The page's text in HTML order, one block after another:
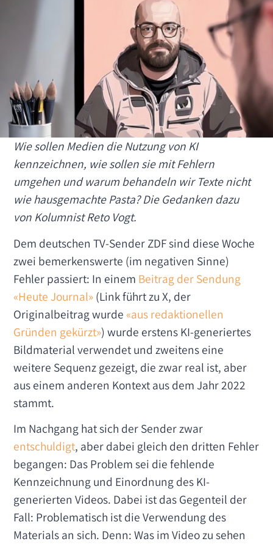
Wie sollen Medien die Nutzung von KI
kennzeichnen, wie sollen sie mit Fehlern
umgehen und warum behandeln wir Texte nicht
wie hausgemachte Pasta? Die Gedanken dazu
von Kolumnist Reto Vogt.
Dem deutschen TV-Sender ZDF sind diese Woche
zwei bemerkenswerte (im negativen Sinne)
Fehler passiert: In einem Beitrag der Sendung
«Heute Journal»(Link führt zu X, der
Originalbeitrag wurde «aus redaktionellen
Gründen gekürzt») wurde erstens KI-generiertes
Bildmaterial verwendet und zweitens eine
weitere Sequenz gezeigt, die zwar real ist, aber
aus einem anderen Kontext aus dem Jahr 2022
stammt.
Im Nachgang hat sich der Sender zwar
entschuldigt, aber dabei gleich den dritten Fehler
begangen: Das Problem sei die fehlende
Kennzeichnung und Einordnung des KI-
generierten Videos. Dabei ist das Gegenteil der
Fall: Problematisch ist die Verwendung des
Materials an sich. Denn: Was im Video zu sehen